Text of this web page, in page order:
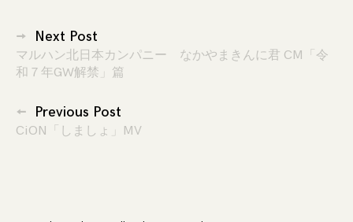
投
稿
ナ
ビ
Next Post
マルハン北日本カンパニー なかやまきんに君 CM「令
和７年GW解禁」篇
Previous Post
CiON「しましょ」MV